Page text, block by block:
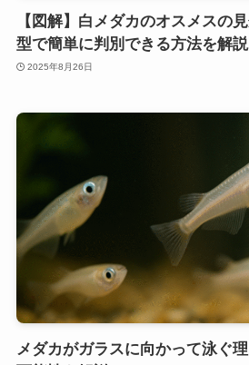
【図解】白メダカのオスメスの
型で簡単に判別できる方法を解説
2025年8月26日
メダカがガラスに向かって泳ぐ